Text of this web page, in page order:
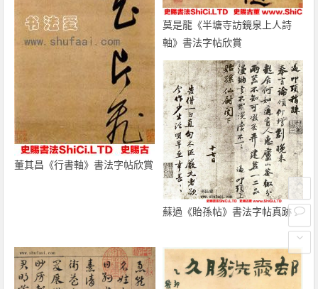
董其昌《行書軸》書法字帖欣賞
莫是龍《半塘寺訪鏡泉上人詩
軸》書法字帖欣賞
蘇過《貽孫帖》書法字帖真跡